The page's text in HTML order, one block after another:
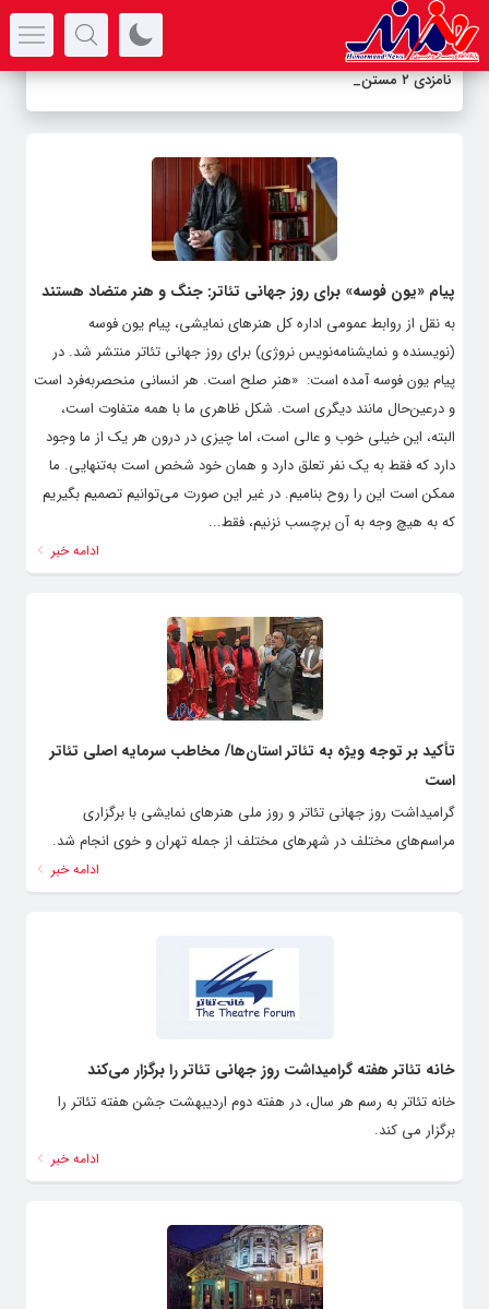
نامزدی ۲ مستند ت -
پیام «یون فوسه» برای روز جهانی تئاتر: جنگ و هنر متضاد هستند
به نقل از روابط عمومی اداره‌ کل هنرهای نمایشی، پیام یون فوسه
(نویسنده و نمایشنامه‌نویس نروژی) برای روز جهانی تئاتر منتشر شد. در
پیام یون فوسه آمده است: «هنر صلح است. هر انسانی منحصربه‌فرد است
و درعین‌حال مانند دیگری است. شکل ظاهری ما با همه متفاوت است،
البته، این خیلی خوب و عالی است، اما چیزی در درون هر یک از ما وجود
دارد که فقط به یک نفر تعلق دارد و همان خود شخص است به‌تنهایی. ما
ممکن است این را روح بنامیم. در غیر این صورت می‌توانیم تصمیم بگیریم
که به هیچ وجه به آن برچسب نزنیم، فقط...
ادامه خبر
تأکید بر توجه ویژه به تئاتر استان‌ها/ مخاطب سرمایه اصلی تئاتر
است
گرامیداشت روز جهانی تئاتر و روز ملی هنرهای نمایشی با برگزاری
مراسم‌های مختلف در شهرهای مختلف از جمله تهران و خوی انجام شد.
ادامه خبر
خانه تئاتر هفته گرامیداشت روز جهانی تئاتر را برگزار می‌کند
خانه‌ تئاتر به رسم هر سال، در هفته دوم اردیبهشت جشن هفته‌ تئاتر را
برگزار می کند.
ادامه خبر